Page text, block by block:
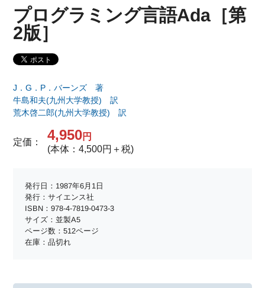
プログラミング言語Ada［第
2版］
J．G．P．バーンズ 著
牛島和夫(九州大学教授) 訳
荒木啓二郎(九州大学教授) 訳
定価： 4,950円
(本体：4,500円＋税)
発行日：1987年6月1日
発行：サイエンス社
ISBN：978-4-7819-0473-3
サイズ：並製A5
ページ数：512ページ
在庫：品切れ